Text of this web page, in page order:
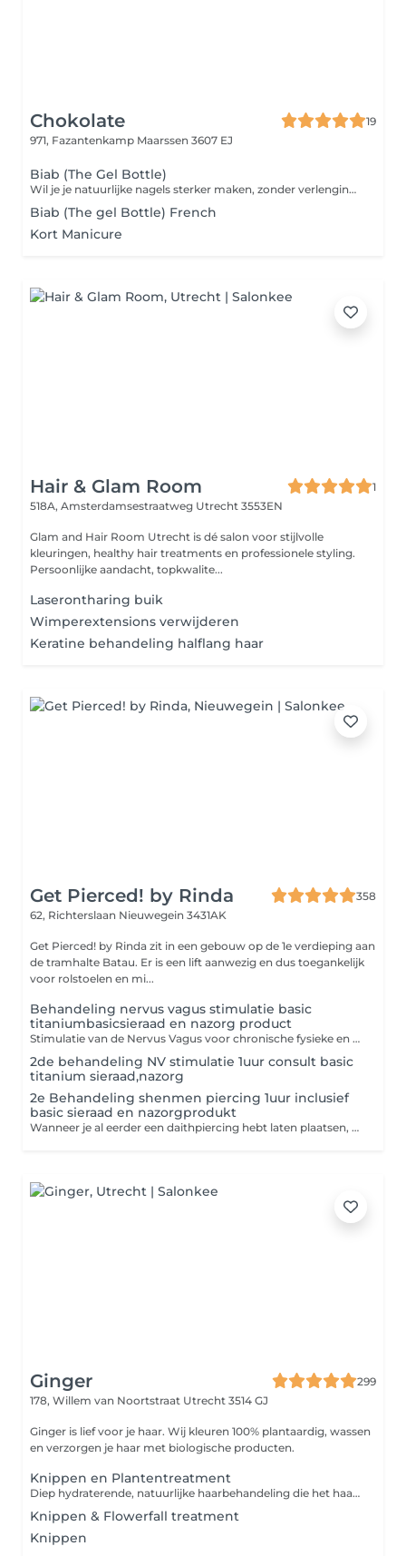
Chokolate
19
971, Fazantenkamp Maarssen 3607 EJ
Biab (The Gel Bottle)
Wil je je natuurlijke nagels sterker maken, zonder verlenging? Dan is BIAB perfect voor jou. Deze behandeling geeft je nagels stevigheid, een gezonde uitstraling en een mooie afwerking in naturel. Ideaal als je je eigen nagels wilt laten groeien.
Biab (The gel Bottle) French
Kort Manicure
Hair & Glam Room
1
518A, Amsterdamsestraatweg Utrecht 3553EN
Glam and Hair Room Utrecht is dé salon voor stijlvolle
kleuringen, healthy hair treatments en professionele styling.
Persoonlijke aandacht, topkwalite...
Laserontharing buik
Wimperextensions verwijderen
Keratine behandeling halflang haar
Get Pierced! by Rinda
358
62, Richterslaan Nieuwegein 3431AK
Get Pierced! by Rinda zit in een gebouw op de 1e verdieping aan
de tramhalte Batau. Er is een lift aanwezig en dus toegankelijk
voor rolstoelen en mi...
Behandeling nervus vagus stimulatie basic
titaniumbasicsieraad en nazorg product
Stimulatie van de Nervus Vagus voor chronische fysieke en mentale klachten Deze stimulatie is een methode, met behulp van nauwkeurige of gerichte technieken om de symptomen van migraine, hoofdpijn, fibromyalgie, angst, depressie en vele andere chronische fysieke en mentale aandoeningen te verlichten. Get Pierced by Rinda zet de medische piercing in het linker of rechter oor of beide oren die zorgt voor nervus vagus stimulatie. Hierbij maak ik gebruik van een specialistische meetapparatuur waarmee ik duidelijk de locatie van elk individueel persoon kan bepalen. De nervus vagus is een belangrijke zenuw in het autonome zenuwstelsel. Deze reguleert functies die onbewust verlopen, zoals hartslag, ademhaling, spijsvertering en bloeddruk. De nervus vagus heeft verschillende belangrijke functies en speelt ook een hele belangrijke rol in het parasympatische zenuwstelsel, dat verantwoordelijk is voor rust- en herstelactiviteiten. Ik behandel hele diversiteit aan fysieke en mentale klachten. Ik heb sinds december 2021 als freelancer voor een nervusvagusstimulatie kliniek gewerkt, waar ik veel heb geleerd. En daardoor erg dankbaar dat ik dit mooie werk kan voorzetten, om nog meer mensen te kunnen helpen. Zij hebben diverse behandelmethodes ontwikkeld en daarbij ook die van mij, waarmee wij erachter zijn gekomen wat de stimulatie voor invloed heeft en kan hebben op aanwezige klachten. Door deze ervaring heb ik gezien hoeveel verlichting het kan geven. En ik ben nog dagelijks onder de indruk van mijn eigen werk, wat deze methode voor een persoon kan doen, die al jaren leeft met diverse klachten. Het is heel belangrijk dat wanneer je voor een medische piercing kiest, je hier met zorg, en aandacht in begeleid wordt. Er is namelijk een groot verschil tussen het zetten van een medische piercing of een 'daith' piercing bij een shop zonder meet- en testmethode. Tijdens de behandeling zal ik samen met jou, al je klachten inventariseren. Vervolgens pas ik testen toe die afhankelijk zijn van je genoemde klachten, die je tijdens het consult een pijn- of gevoel/belevings cijfer geeft. Hierbij kun je meteen al ervaren wat de stimulatie voor je kan betekenen en aan welke zijde links of rechts, het meest geschikt is om je klachten te doen verlagen. Nadat we hebben bepaalt, welke zijde het gaat worden, ga ik over tot het plaatsen van de medische piercing of te wel de daithpiercing. Na het plaatsen bespreken we de nazorg van de piercing en krijg je een nazorg product en instructie mee naar huis. Voor extra stimulatie kan een vervolg afspraak nodig zijn, voor bijvoorbeeld een 2de piercing of een shen men piercing.
2de behandeling NV stimulatie 1uur consult basic
titanium sieraad,nazorg
2e Behandeling shenmen piercing 1uur inclusief
basic sieraad en nazorgprodukt
Wanneer je al eerder een daithpiercing hebt laten plaatsen, kan de shenmen piercing voor extra stimulatie zorgen op de nervus vagus. Deze wordt net als de daithpiercing getest.
Ginger
299
178, Willem van Noortstraat Utrecht 3514 GJ
Ginger is lief voor je haar. Wij kleuren 100% plantaardig, wassen
en verzorgen je haar met biologische producten.
Knippen en Plantentreatment
Diep hydraterende, natuurlijke haarbehandeling die het haar versterkt, voedt en een gezonde glans geeft. Rijk aan antioxidanten en geschikt voor alle haartypes.
Knippen & Flowerfall treatment
Knippen